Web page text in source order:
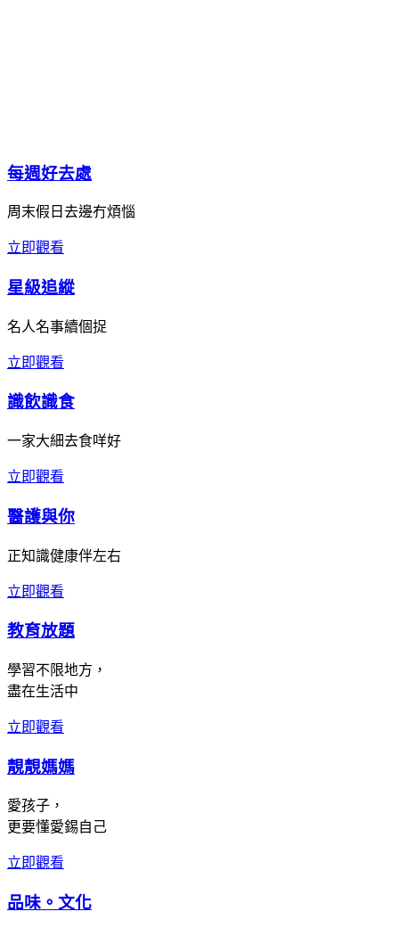
每週好去處
周末假日去邊冇煩惱
立即觀看
星級追縱
名人名事續個捉
立即觀看
識飲識食
一家大細去食咩好
立即觀看
醫護與你
正知識健康伴左右
立即觀看
教育放題
學習不限地方，
盡在生活中
立即觀看
靚靚媽媽
愛孩子，
更要懂愛錫自己
立即觀看
品味。文化